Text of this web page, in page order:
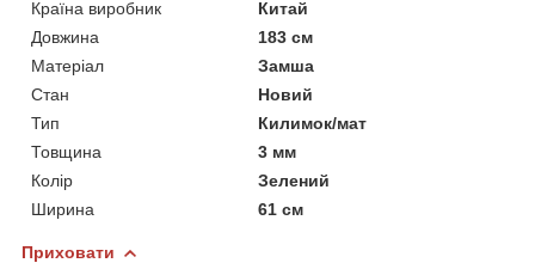
Країна виробник
Китай
Довжина
183 см
Матеріал
Замша
Стан
Новий
Тип
Килимок/мат
Товщина
3 мм
Колір
Зелений
Ширина
61 см
Приховати